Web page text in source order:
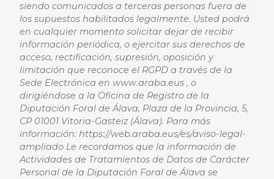
siendo comunicados a terceras personas fuera de
los supuestos habilitados legalmente. Usted podrá
en cualquier momento solicitar dejar de recibir
información periódica, o ejercitar sus derechos de
acceso, rectificación, supresión, oposición y
limitación que reconoce el RGPD a través de la
Sede Electrónica en www.araba.eus , o
dirigiéndose a la Oficina de Registro de la
Diputación Foral de Álava, Plaza de la Provincia, 5,
CP 01001 Vitoria-Gasteiz (Álava). Para más
información: https://web.araba.eus/es/aviso-legal-
ampliado Le recordamos que la información de
Actividades de Tratamientos de Datos de Carácter
Personal de la Diputación Foral de Álava se